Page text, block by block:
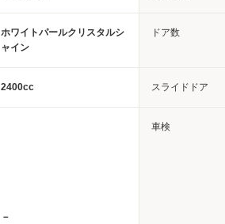
ホワイトパールクリスタルシ
ャイン
ドア数
2400cc スライドドア
－
車検